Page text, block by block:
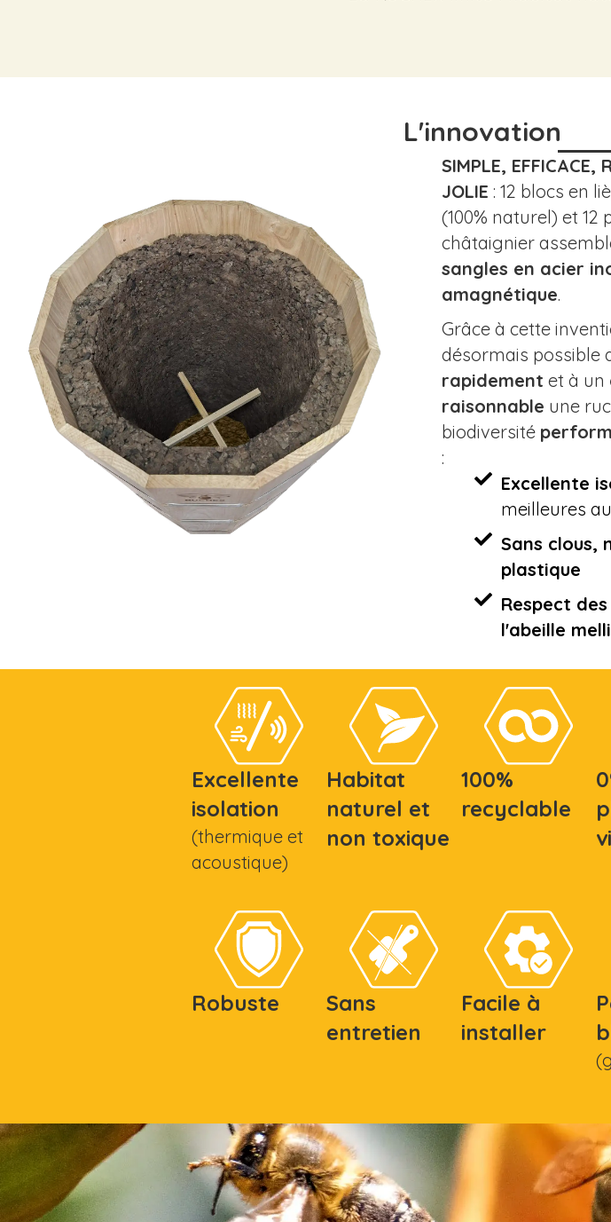
L'innovation
SIMPLE, EFFICACE,
JOLIE : 12 blocs en
(100% naturel) et 12
châtaignier
sangles en acier
amagnétique.
Grâce à cette
désormais possible
rapidement et à un
raisonnable une
biodiversité
:
Excellente
meilleures
Sans clous,
plastique
Respect
l'abeille
Excellente
isolation
(thermique et
acoustique)
Habitat
naturel et
non toxique
100%
recyclable
Robuste
Sans
entretien
Facile à
installer